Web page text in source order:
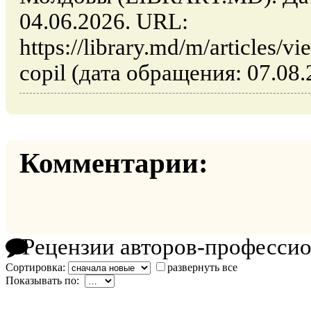
04.06.2026. URL:
https://library.md/m/articles/
copil (дата обращения:
Комментарии:
Рецензии авторов-
Сортировка:
развернуть все
Показывать по: